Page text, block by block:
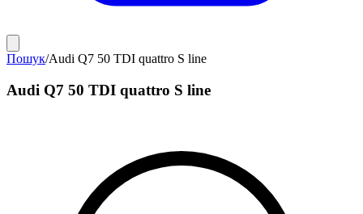
Пошук/Audi Q7 50 TDI quattro S line
Audi Q7 50 TDI quattro S line